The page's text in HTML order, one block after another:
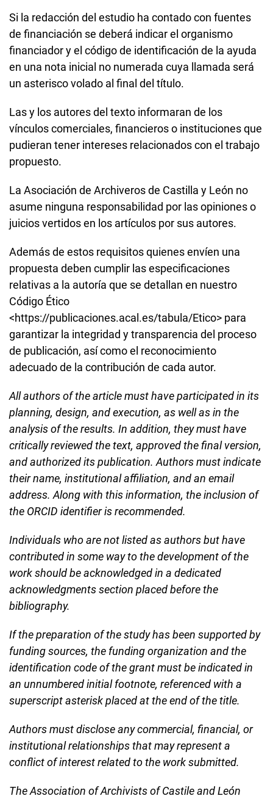
Si la redacción del estudio ha contado con fuentes
de financiación se deberá indicar el organismo
financiador y el código de identificación de la ayuda
en una nota inicial no numerada cuya llamada será
un asterisco volado al final del título.
Las y los autores del texto informaran de los
vínculos comerciales, financieros o instituciones que
pudieran tener intereses relacionados con el trabajo
propuesto.
La Asociación de Archiveros de Castilla y León no
asume ninguna responsabilidad por las opiniones o
juicios vertidos en los artículos por sus autores.
Además de estos requisitos quienes envíen una
propuesta deben cumplir las especificaciones
relativas a la autoría que se detallan en nuestro
Código Ético
<https://publicaciones.acal.es/tabula/Etico> para
garantizar la integridad y transparencia del proceso
de publicación, así como el reconocimiento
adecuado de la contribución de cada autor.
All authors of the article must have participated in its
planning, design, and execution, as well as in the
analysis of the results. In addition, they must have
critically reviewed the text, approved the final version,
and authorized its publication. Authors must indicate
their name, institutional affiliation, and an email
address. Along with this information, the inclusion of
the ORCID identifier is recommended.
Individuals who are not listed as authors but have
contributed in some way to the development of the
work should be acknowledged in a dedicated
acknowledgments section placed before the
bibliography.
If the preparation of the study has been supported by
funding sources, the funding organization and the
identification code of the grant must be indicated in
an unnumbered initial footnote, referenced with a
superscript asterisk placed at the end of the title.
Authors must disclose any commercial, financial, or
institutional relationships that may represent a
conflict of interest related to the work submitted.
The Association of Archivists of Castile and León